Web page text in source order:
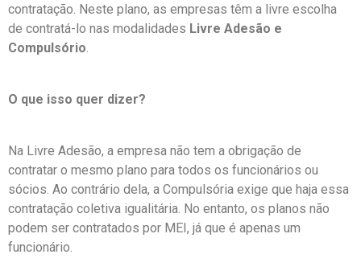
contratação. Neste plano, as empresas têm a livre escolha
de contratá-lo nas modalidades Livre Adesão e
Compulsório
O que isso quer dizer?
Na Livre Adesão, a empresa não tem a obrigação de
contratar o mesmo plano para todos os funcionários ou
sócios. Ao contrário dela, a Compulsória exige que haja essa
contratação coletiva igualitária. No entanto, os planos não
podem ser contratados por MEI, já que é apenas um
funcionário.